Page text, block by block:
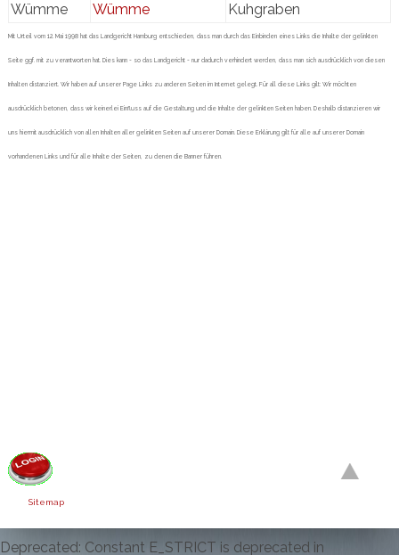
Wümme
Kuhgraben
Mit Urteil vom 12. Mai 1998 hat das Landgericht Hamburg entschieden, dass man durch das Einbinden eines Links die Inhalte der gelinkten
Seite ggf. mit zu verantworten hat. Dies kann - so das Landgericht - nur dadurch verhindert werden, dass man sich ausdrücklich von diesen
Inhalten distanziert. Wir haben auf unserer Page Links zu anderen Seiten im Internet gelegt. Für all diese Links gilt: Wir möchten
ausdrücklich betonen, dass wir keinerlei Einfluss auf die Gestaltung und die Inhalte der gelinkten Seiten haben. Deshalb distanzieren wir
uns hiermit ausdrücklich von allen Inhalten aller gelinkten Seiten auf unserer Domain. Diese Erklärung gilt für alle auf unserer Domain
vorhandenen Links und für alle Inhalte der Seiten, zu denen die Banner führen.
Sitemap
Deprecated: Constant E_STRICT is deprecated in